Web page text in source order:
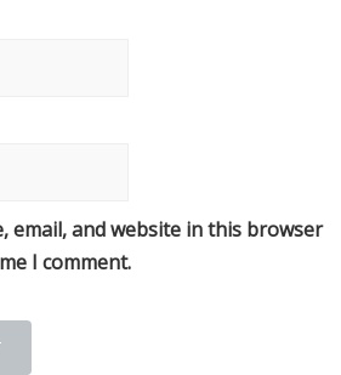
email, and website in this browser
I comment.